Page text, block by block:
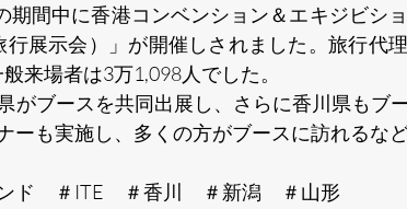
期間中に香港コンベンション＆エキジビシ
行展示会）」が開催しされました。旅行代
来場者は3万1,098人でした。
がブースを共同出展し、さらに香川県もブ
ーも実施し、多くの方がブースに訪れるなど
ド　＃ITE　＃香川　＃新潟　＃山形